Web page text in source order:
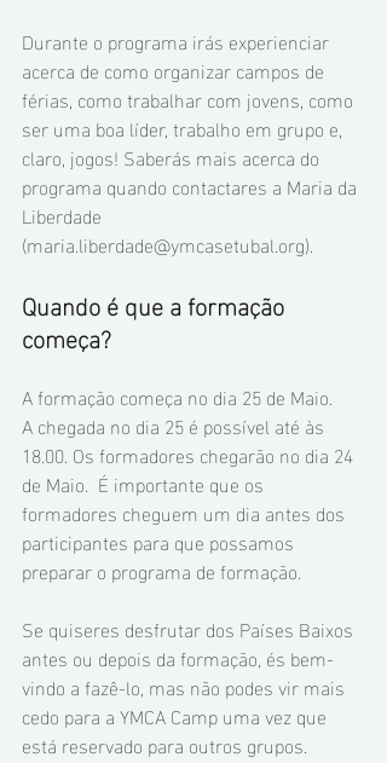
Durante o programa irás experienciar
acerca de como organizar campos de
férias, como trabalhar com jovens, como
ser uma boa líder, trabalho em grupo e,
claro, jogos! Saberás mais acerca do
programa quando contactares a Maria da
Liberdade
(maria.liberdade@ymcasetubal.org).
Quando é que a formação
começa?
A formação começa no dia 25 de Maio.
A chegada no dia 25 é possível até às
18.00. Os formadores chegarão no dia 24
de Maio.  É importante que os
formadores cheguem um dia antes dos
participantes para que possamos
preparar o programa de formação.
Se quiseres desfrutar dos Países Baixos
antes ou depois da formação, és bem-
vindo a fazê-lo, mas não podes vir mais
cedo para a YMCA Camp uma vez que
está reservado para outros grupos.